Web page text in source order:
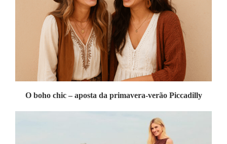
O boho chic – aposta da primavera-verão Piccadilly